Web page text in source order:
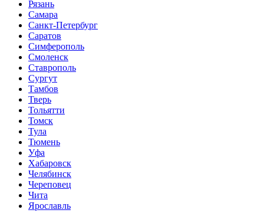
Рязань
Самара
Санкт-Петербург
Саратов
Симферополь
Смоленск
Ставрополь
Сургут
Тамбов
Тверь
Тольятти
Томск
Тула
Тюмень
Уфа
Хабаровск
Челябинск
Череповец
Чита
Ярославль